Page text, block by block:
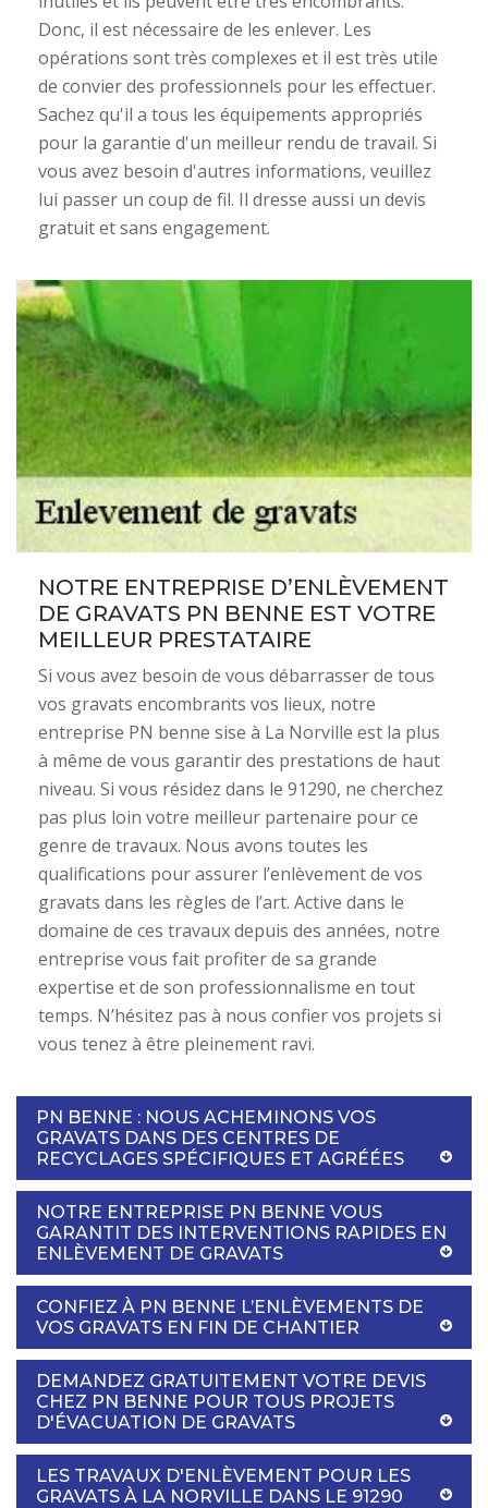
Donc, il est nécessaire de les enlever. Les
opérations sont très complexes et il est très utile
de convier des professionnels pour les effectuer.
Sachez qu'il a tous les équipements appropriés
pour la garantie d'un meilleur rendu de travail. Si
vous avez besoin d'autres informations, veuillez
lui passer un coup de fil. Il dresse aussi un devis
gratuit et sans engagement.
NOTRE ENTREPRISE D’ENLÈVEMENT
DE GRAVATS PN BENNE EST VOTRE
MEILLEUR PRESTATAIRE
Si vous avez besoin de vous débarrasser de tous
vos gravats encombrants vos lieux, notre
entreprise PN benne sise à La Norville est la plus
à même de vous garantir des prestations de haut
niveau. Si vous résidez dans le 91290, ne cherchez
pas plus loin votre meilleur partenaire pour ce
genre de travaux. Nous avons toutes les
qualifications pour assurer l’enlèvement de vos
gravats dans les règles de l’art. Active dans le
domaine de ces travaux depuis des années, notre
entreprise vous fait profiter de sa grande
expertise et de son professionnalisme en tout
temps. N’hésitez pas à nous confier vos projets si
vous tenez à être pleinement ravi.
PN BENNE : NOUS ACHEMINONS VOS
GRAVATS DANS DES CENTRES DE
RECYCLAGES SPÉCIFIQUES ET AGRÉÉES
NOTRE ENTREPRISE PN BENNE VOUS
GARANTIT DES INTERVENTIONS RAPIDES EN
ENLÈVEMENT DE GRAVATS
CONFIEZ À PN BENNE L’ENLÈVEMENTS DE
VOS GRAVATS EN FIN DE CHANTIER
DEMANDEZ GRATUITEMENT VOTRE DEVIS
CHEZ PN BENNE POUR TOUS PROJETS
D'ÉVACUATION DE GRAVATS
LES TRAVAUX D'ENLÈVEMENT POUR LES
GRAVATS À LA NORVILLE DANS LE 91290